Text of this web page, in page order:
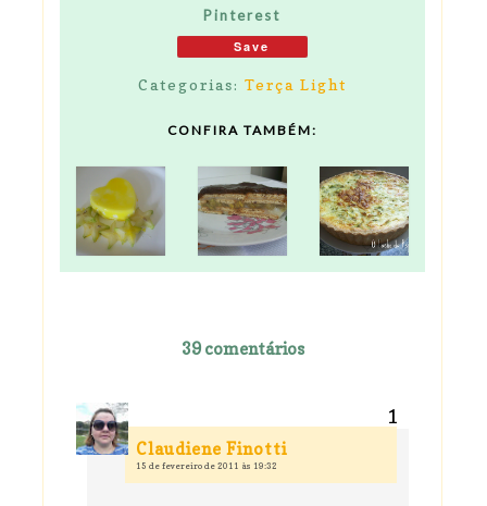
Pinterest
Save
Categorias: Terça Light
CONFIRA TAMBÉM:
39 comentários
Claudiene Finotti
15 de fevereiro de 2011 às 19:32